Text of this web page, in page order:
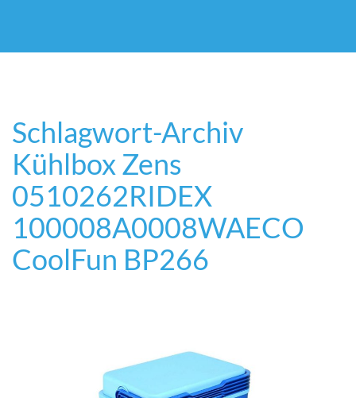
Schlagwort-Archiv
Kühlbox Zens
0510262RIDEX
100008A0008WAECO
CoolFun BP266